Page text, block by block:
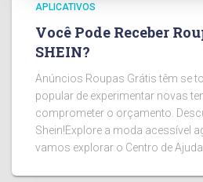
APLICATIVOS
Você Pode Receber
SHEIN?
Anúncios Roupas Grátis têm se
popular de experimentar novas
comprometer o orçamento.
Shein!Explore a moda acessível
vamos explorar o Centro de